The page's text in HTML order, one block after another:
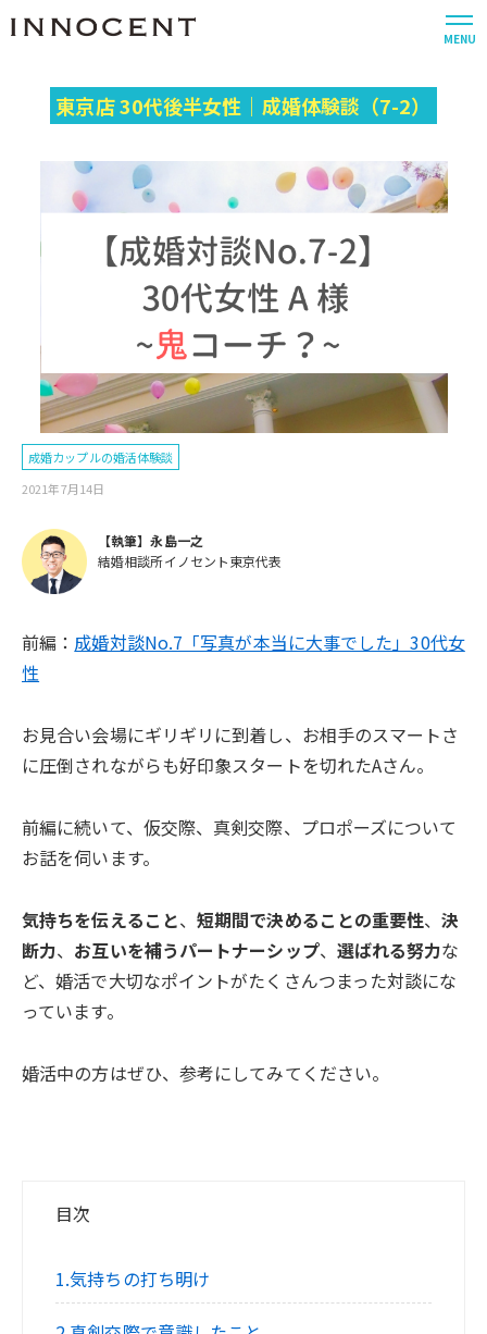
MENU
東京店 30代後半女性｜成婚体験談（7-2）
成婚カップルの婚活体験談
2021年7月14日
【執筆】永島一之
結婚相談所イノセント東京代表
前編： 成婚対談No.7「写真が本当に大事でした」30代女
性
お見合い会場にギリギリに到着し、お相手のスマートさ
に圧倒されながらも好印象スタートを切れたAさん。
前編に続いて、仮交際、真剣交際、プロポーズについて
お話を伺います。
気持ちを伝えること、短期間で決めることの重要性、決
断力、 お互いを補うパートナーシップ、 選ばれる努力な
ど、婚活で大切なポイントがたくさんつまった対談にな
っています。
婚活中の方はぜひ、参考にしてみてください。
目次
1.気持ちの打ち明け